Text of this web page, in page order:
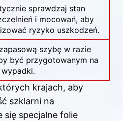
sprawdzaj stan
i mocowań, aby
ryzyko uszkodzeń.
szybę w razie
być przygotowanym na
krajach, aby
szklarni na
się specjalne folie